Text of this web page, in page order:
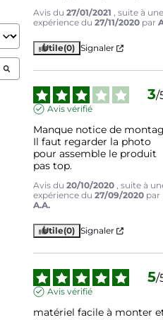
Avis du27/01/2021 , suite à
expérience du27/11/2020 par
Utile(0) Signaler
3/
Avis vérifié
Manque notice de
Il faut regarder la photo
pour assemble le produit
pas top.
Avis du20/10/2020 , suite à
expérience du27/09/2020 par
A.A.
Utile(0) Signaler
5/
Avis vérifié
matériel facile à monter